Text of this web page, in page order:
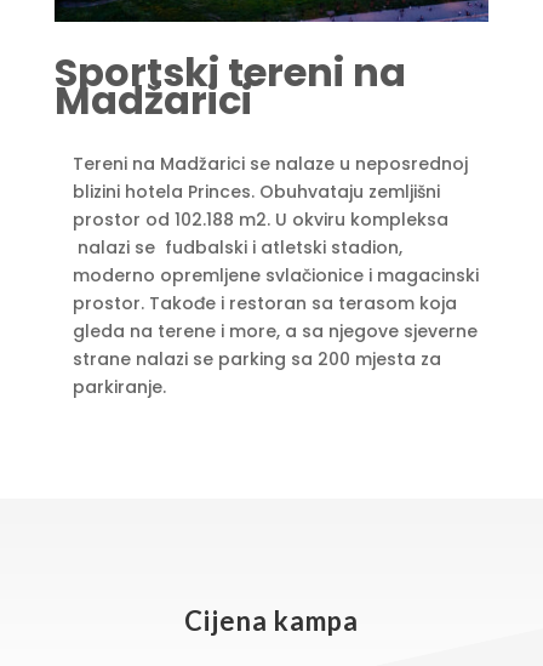
Sportski tereni na
Madžarici
Tereni na Madžarici se nalaze u neposrednoj
blizini hotela Princes. Obuhvataju zemljišni
prostor od 102.188 m2. U okviru kompleksa
nalazi se fudbalski i atletski stadion,
moderno opremljene svlačionice i magacinski
prostor. Takođe i restoran sa terasom koja
gleda na terene i more, a sa njegove sjeverne
strane nalazi se parking sa 200 mjesta za
parkiranje.
Cijena kampa